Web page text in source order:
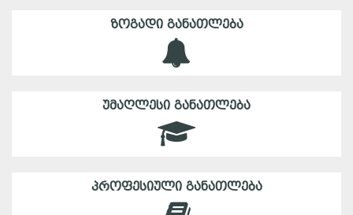
ᲖᲝᲒᲐᲓᲘ ᲒᲐᲜᲐᲗᲚᲔᲑᲐ
ᲣᲛᲐᲦᲚᲔᲡᲘ ᲒᲐᲜᲐᲗᲚᲔᲑᲐ
ᲞᲠᲝᲤᲔᲡᲘᲣᲚᲘ ᲒᲐᲜᲐᲗᲚᲔᲑᲐ